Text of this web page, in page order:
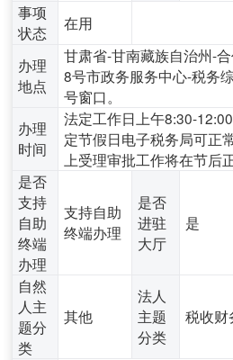
事项
状态
在用
办理
地点
甘肃省-甘南藏族自治州-
8号市政务服务中心-税务
号窗口。
办理
时间
法定工作日上午8:30-
定节假日电子税务局可正
上受理审批工作将在节后
是否
支持
自助
终端
办理
支持自助
终端办理
是否
进驻
大厅
是
自然
人主
题分
类
其他
法人
主题
分类
税收财